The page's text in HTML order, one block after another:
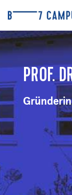
PROF.